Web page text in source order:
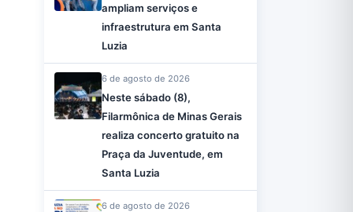
ampliam serviços e
infraestrutura em Santa
Luzia
6 de agosto de 2026
Neste sábado (8),
Filarmônica de Minas Gerais
realiza concerto gratuito na
Praça da Juventude, em
Santa Luzia
6 de agosto de 2026